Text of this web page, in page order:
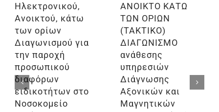
Ηλεκτρονικού,
Ανοικτού, κάτω
των ορίων
Διαγωνισμού για
την παροχή
προσωπικού
διαφόρων
ειδικοτήτων στο
Νοσοκομείο
ΑΝΟΙΚΤΟ ΚΑΤΩ
ΤΩΝ ΟΡΙΩΝ
(ΤΑΚΤΙΚΟ)
ΔΙΑΓΩΝΙΣΜΟ
ανάθεσης
υπηρεσιών
Διάγνωσης
Αξονικών και
Μαγνητικών